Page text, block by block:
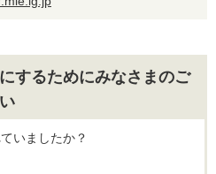
するためにみなさまのご
いましたか？